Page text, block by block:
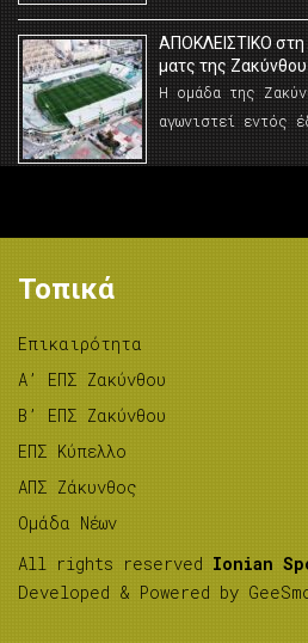
AΠΟΚΛΕΙΣΤΙΚΟ
ματς της
Η ομάδα της
αγωνιστεί εντός
Τοπικά
Επικαιρότητα
A’ ΕΠΣ Ζακύνθου
B’ ΕΠΣ Ζακύνθου
ΕΠΣ Κύπελλο
ΑΠΣ Ζάκυνθος
Ομάδα Νέων
All rights reserved Ionian
Developed & Powered by